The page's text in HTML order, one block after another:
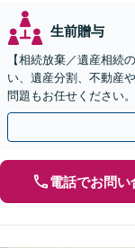
生前贈与
【相続放棄／遺産相続
い、遺産分割、不動産
問題もお任せください
として遺言書作成も可
電話でお問い